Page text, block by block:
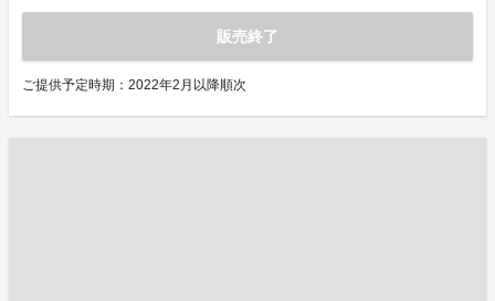
販売終了
ご提供予定時期：2022年2月以降順次